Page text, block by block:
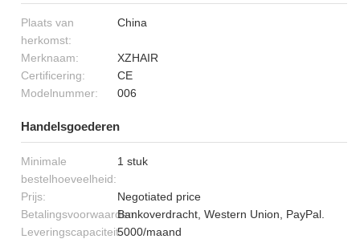
Plaats van
herkomst:
China
Merknaam:
XZHAIR
Certificering:
CE
Modelnummer:
006
Handelsgoederen
Minimale
bestelhoeveelheid:
1 stuk
Prijs:
Negotiated price
Betalingsvoorwaarden:Bankoverdracht, Western Union, PayPal.
Leveringscapaciteit:5000/maand